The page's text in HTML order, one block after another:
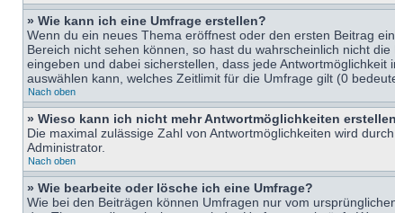
» Wie kann ich eine Umfrage erstellen?
Wenn du ein neues Thema eröffnest oder den ersten Beitrag
Bereich nicht sehen können, so hast du wahrscheinlich nicht
eingeben und dabei sicherstellen, dass jede
auswählen kann, welches Zeitlimit für die Umfrage gilt (0
Nach oben
» Wieso kann ich nicht mehr Antwortmöglichkeiten
Die maximal zulässige Zahl von Antwortmöglichkeiten wird
Administrator.
Nach oben
» Wie bearbeite oder lösche ich eine Umfrage?
Wie bei den Beiträgen können Umfragen nur vom